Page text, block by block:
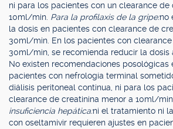
ni para los pacientes con un clearance de
10ml/min. Para la profilaxis de la gripe:no
la dosis en pacientes con clearance de
30ml/min. En los pacientes con
30ml/min, se recomienda reducir la dosis
No existen recomendaciones posológicas
pacientes con nefrología terminal
diálisis peritoneal continua, ni para los
clearance de creatinina menor a 10ml/min.
insuficiencia hepática:ni el tratamiento ni
con oseltamivir requieren ajustes en